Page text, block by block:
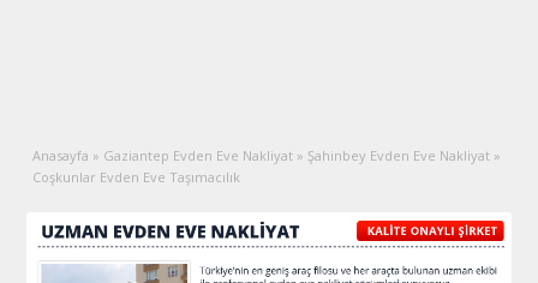
Anasayfa » Gaziantep Evden Eve Nakliyat » Şahinbey Evden Eve Nakliyat »
Coşkunlar Evden Eve Taşımacılık